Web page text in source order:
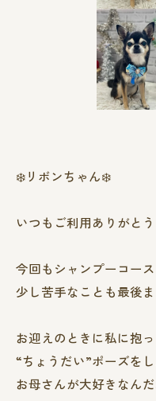
❄️リボンちゃん❄️
いつもご利用ありがと
今回もシャンプーコー
少し苦手なことも最後
お迎えのときに私に抱
“ちょうだい”ポーズを
お母さんが大好きなん